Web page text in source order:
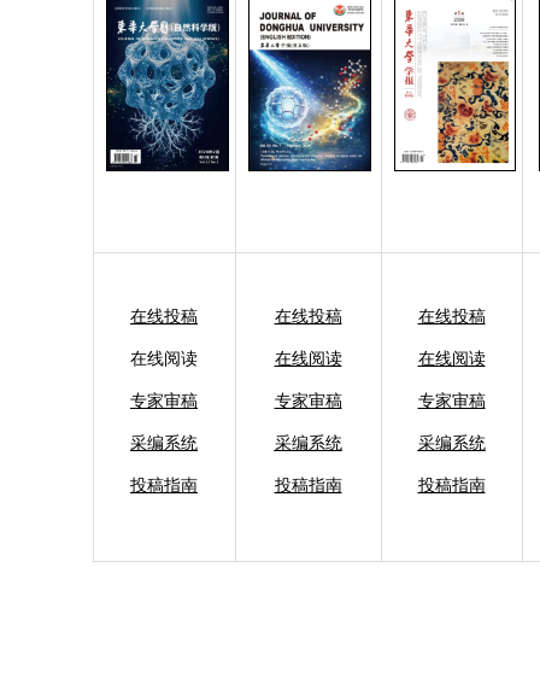
在线投稿
在线阅读
专家审稿
采编系统
投稿指南
在线投稿
在线阅读
专家审稿
采编系统
投稿指南
在线投稿
在线阅读
专家审稿
采编系统
投稿指南